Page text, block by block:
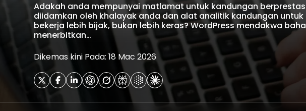
Adakah anda mempunyai matlamat untuk kandungan
diidamkan oleh khalayak anda dan alat analitik kandungan
bekerja lebih bijak, bukan lebih keras? WordPress mendakwa
menerbitkan…
Dikemas kini Pada: 18 Mac 2026